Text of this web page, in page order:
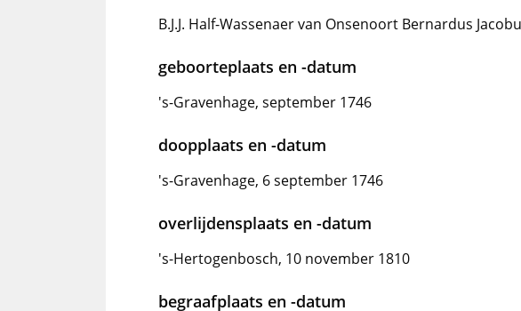
B.J.J. Half-Wassenaer van Onsenoort Bernardus
geboorteplaats en -datum
's-Gravenhage, september 1746
doopplaats en -datum
's-Gravenhage, 6 september 1746
overlijdensplaats en -datum
's-Hertogenbosch, 10 november 1810
begraafplaats en -datum